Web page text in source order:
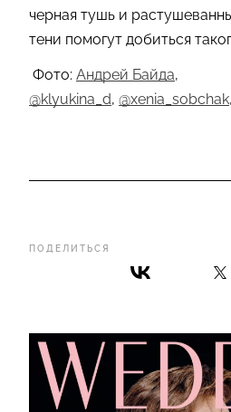
ПОДЕЛИТЬСЯ
черная тушь и
тени помогут добиться
Фото: Андрей Байда,
@klyukina_d, @xenia_sobchak,